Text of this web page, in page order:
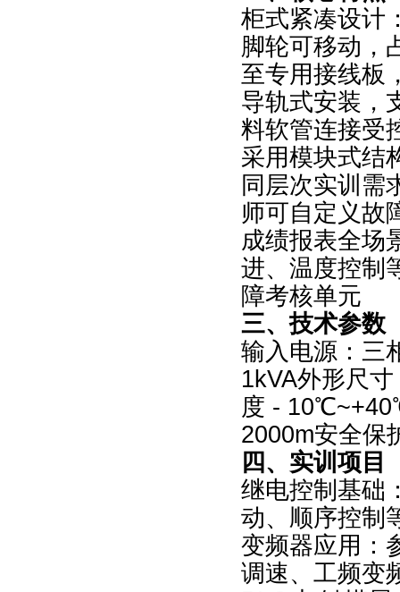
柜式紧凑设计
脚轮可移动，
至专用接线板
导轨式安装，
料软管连接受
采用模块式结
同层次实训需
师可自定义故
成绩报表全场
进、温度控制
障考核单元
三、技术参数
输入电源：三
1kVA外形尺
度 -
2000m安全保
四、实训项目
继电控制基础
动、顺序控制
变频器应用：
调速、工频变